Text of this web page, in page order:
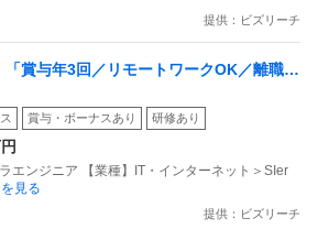
提供：ビズリーチ
賞与年3回／リモートワークOK／離職率
サルタント（システム運用分野）「東京
賞与・ボーナスあり 研修あり
エンジニア 【業種】IT・インターネット＞SIer
見る
提供：ビズリーチ